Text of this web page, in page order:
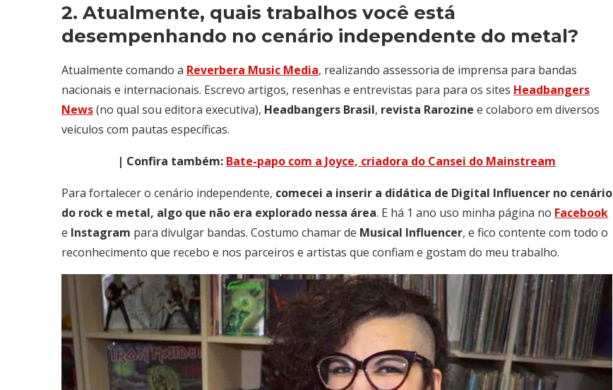
2. Atualmente, quais trabalhos você está
desempenhando no cenário independente do metal?
Atualmente comando a Reverbera Music Media, realizando assessoria de imprensa para bandas
nacionais e internacionais. Escrevo artigos, resenhas e entrevistas para para os sites Headbangers
News(no qual sou editora executiva), Headbangers Brasil, revista Rarozine e colaboro em diversos
veículos com pautas específicas.
| Confira também: Bate-papo com a Joyce, criadora do Cansei do Mainstream
Para fortalecer o cenário independente, comecei a inserir a didática de Digital Influencer no cenário
do rock e metal, algo que não era explorado nessa área. E há 1 ano uso minha página no Facebook
e Instagram para divulgar bandas. Costumo chamar de Musical Influencer, e fico contente com todo o
reconhecimento que recebo e nos parceiros e artistas que confiam e gostam do meu trabalho.